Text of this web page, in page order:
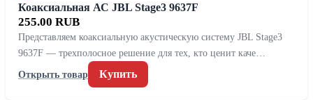
Коаксиальная АС JBL Stage3 9637F
255.00 RUB
Представляем коаксиальную акустическую систему JBL Stage3
9637F — трехполосное решение для тех, кто ценит каче…
Открыть товар
Купить